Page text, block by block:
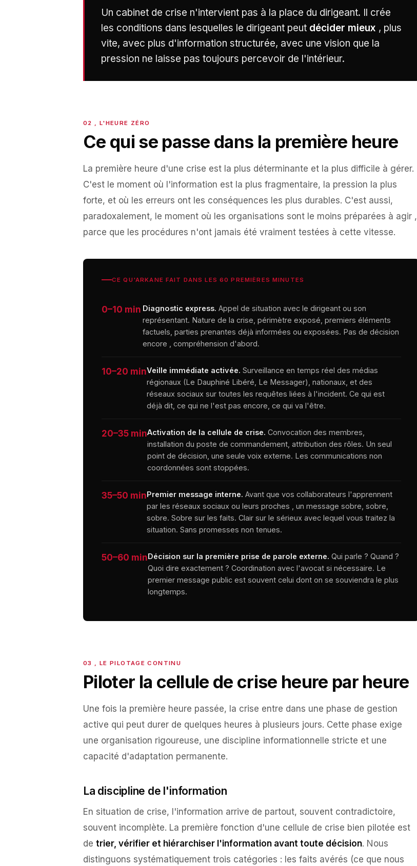
Un cabinet de crise n'intervient pas à la place du dirigeant. Il crée
les conditions dans lesquelles le dirigeant peut décider mieux , plus
vite, avec plus d'information structurée, avec une vision que la
pression ne laisse pas toujours percevoir de l'intérieur.
Ce qui se passe dans la première heure
La première heure d'une crise est la plus déterminante et la plus difficile à gérer.
C'est le moment où l'information est la plus fragmentaire, la pression la plus
forte, et où les erreurs ont les conséquences les plus durables. C'est aussi,
paradoxalement, le moment où les organisations sont le moins préparées à agir ,
parce que les procédures n'ont jamais été vraiment testées à cette vitesse.
CE QU'ARKANE FAIT DANS LES 60 PREMIÈRES MINUTES
0–10 min Diagnostic express. Appel de situation avec le dirigeant ou son
représentant. Nature de la crise, périmètre exposé, premiers éléments
factuels, parties prenantes déjà informées ou exposées. Pas de décision
encore , compréhension d'abord.
10–20 minVeille immédiate activée. Surveillance en temps réel des médias
régionaux (Le Dauphiné Libéré, Le Messager), nationaux, et des
réseaux sociaux sur toutes les requêtes liées à l'incident. Ce qui est
déjà dit, ce qui ne l'est pas encore, ce qui va l'être.
20–35 minActivation de la cellule de crise. Convocation des membres,
installation du poste de commandement, attribution des rôles. Un seul
point de décision, une seule voix externe. Les communications non
coordonnées sont stoppées.
35–50 minPremier message interne. Avant que vos collaborateurs l'apprennent
par les réseaux sociaux ou leurs proches , un message sobre, sobre,
sobre. Sobre sur les faits. Clair sur le sérieux avec lequel vous traitez la
situation. Sans promesses non tenues.
50–60 minDécision sur la première prise de parole externe. Qui parle ? Quand ?
Quoi dire exactement ? Coordination avec l'avocat si nécessaire. Le
premier message public est souvent celui dont on se souviendra le plus
longtemps.
Piloter la cellule de crise heure par heure
Une fois la première heure passée, la crise entre dans une phase de gestion
active qui peut durer de quelques heures à plusieurs jours. Cette phase exige
une organisation rigoureuse, une discipline informationnelle stricte et une
capacité d'adaptation permanente.
La discipline de l'information
En situation de crise, l'information arrive de partout, souvent contradictoire,
souvent incomplète. La première fonction d'une cellule de crise bien pilotée est
de trier, vérifier et hiérarchiser l'information avant toute décision. Nous
distinguons systématiquement trois catégories : les faits avérés (ce que nous